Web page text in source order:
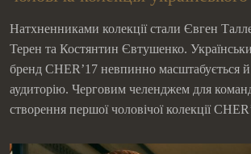
бренду
Натхненниками колекції стали Євген
Терен та Костянтин Євтушенко.
бренд CHER’17 невпинно масштабується
аудиторію. Черговим челенджем для
створення першої чоловічої колекції